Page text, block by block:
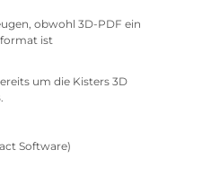
obwohl 3D-PDF ein
ist
um die Kisters 3D
Software)